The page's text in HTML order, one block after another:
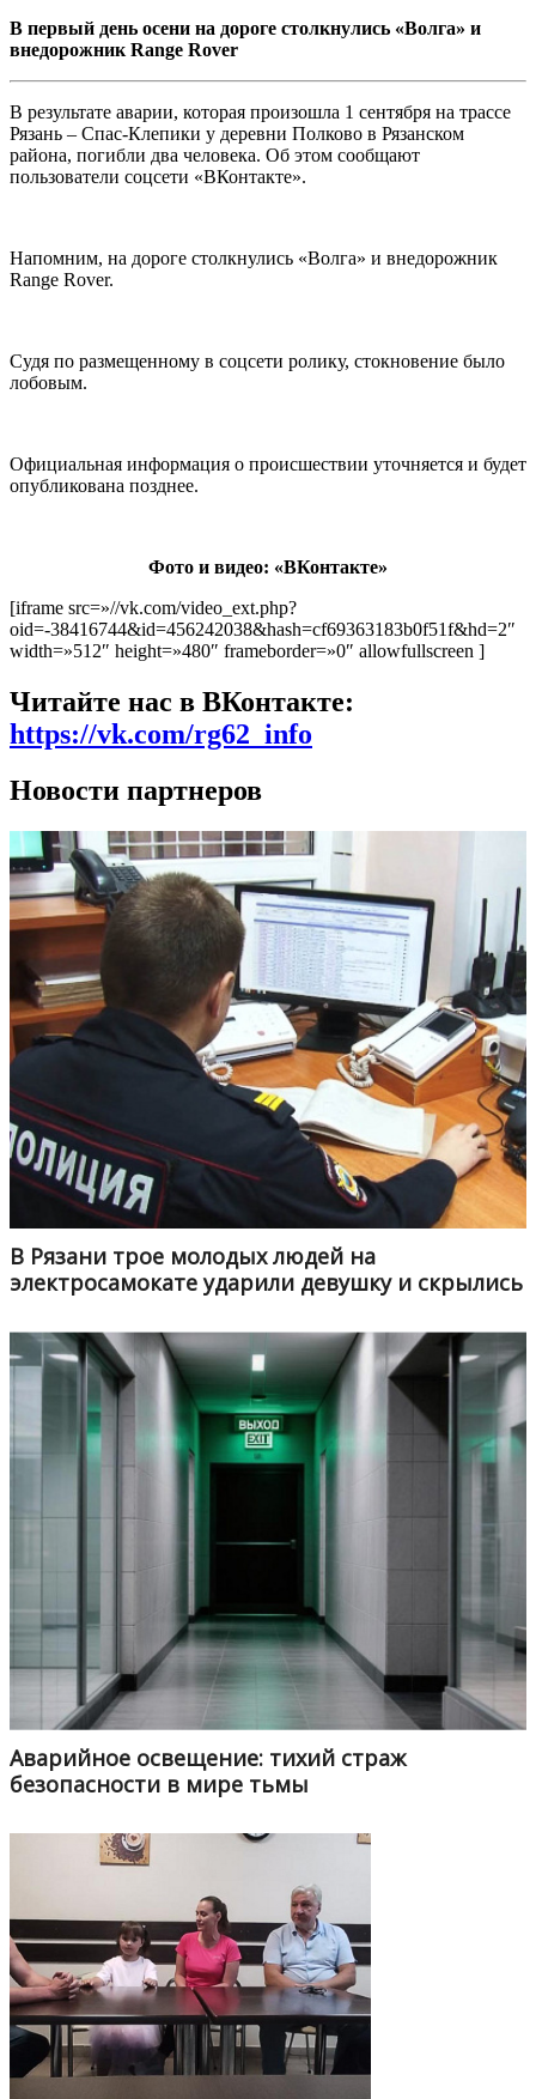
В первый день осени на дороге столкнулись «Волга» и
внедорожник Range Rover
В результате аварии, которая произошла 1 сентября на трассе
Рязань – Спас-Клепики у деревни Полково в Рязанском
района, погибли два человека. Об этом сообщают
пользователи соцсети «ВКонтакте».
Напомним, на дороге столкнулись «Волга» и внедорожник
Range Rover.
Судя по размещенному в соцсети ролику, стокновение было
лобовым.
Официальная информация о происшествии уточняется и будет
опубликована позднее.
Фото и видео: «ВКонтакте»
[iframe src=»//vk.com/video_ext.php?
oid=-38416744&id=456242038&hash=cf69363183b0f51f&hd=2″
width=»512″ height=»480″ frameborder=»0″ allowfullscreen ]
Читайте нас в ВКонтакте:
https://vk.com/rg62_info
Новости партнеров
В Рязани трое молодых людей на
электросамокате ударили девушку и скрылись
Аварийное освещение: тихий страж
безопасности в мире тьмы